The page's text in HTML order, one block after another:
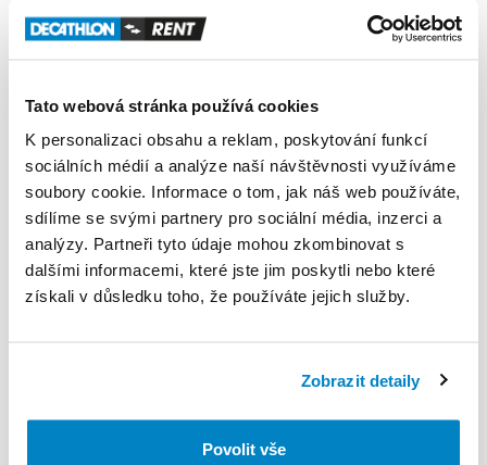
Tato webová stránka používá cookies
K personalizaci obsahu a reklam, poskytování funkcí
sociálních médií a analýze naší návštěvnosti využíváme
soubory cookie. Informace o tom, jak náš web používáte,
sdílíme se svými partnery pro sociální média, inzerci a
analýzy. Partneři tyto údaje mohou zkombinovat s
dalšími informacemi, které jste jim poskytli nebo které
získali v důsledku toho, že používáte jejich služby.
Zobrazit detaily
Povolit vše
Nafukovací paddleboard
Compact | do 130 kg
Decathlon Mladá Boleslav
250,00 Kč /den
Běžecký pás Compact Run
100 | měsíční půjčka
50,00 Kč /den